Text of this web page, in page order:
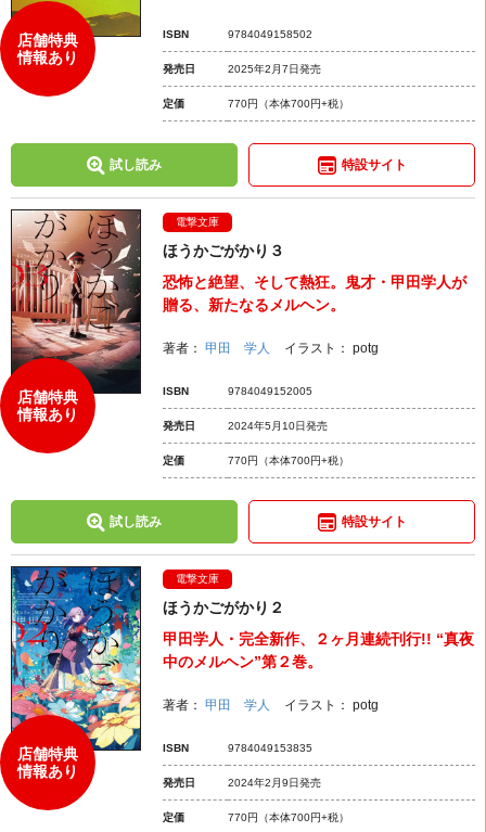
店舗特典
情報あり
ISBN 9784049158502
発売日 2025年2月7日発売
定価 770円 （本体700円+税）
試し読み 特設サイト
店舗特典
情報あり
電撃文庫
ほうかごがかり３
恐怖と絶望、そして熱狂。鬼才・甲田学人が
贈る、新たなるメルヘン。
著者： 甲田 学人 イラスト： potg
ISBN 9784049152005
発売日 2024年5月10日発売
定価 770円 （本体700円+税）
試し読み 特設サイト
店舗特典
情報あり
電撃文庫
ほうかごがかり２
甲田学人・完全新作、２ヶ月連続刊行!! “真夜
中のメルヘン”第２巻。
著者： 甲田 学人 イラスト： potg
ISBN 9784049153835
発売日 2024年2月9日発売
定価 770円 （本体700円+税）